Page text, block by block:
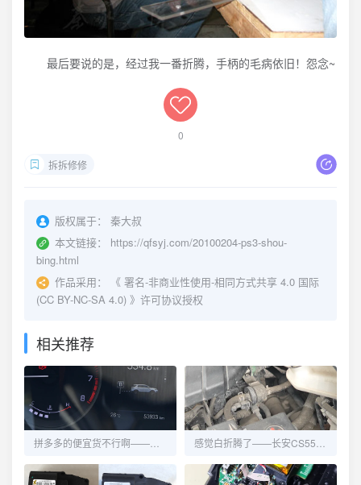
最后要说的是，经过我一番折腾，手柄的毛病依旧！怨念~
0
拆拆修修
版权属于：
秦大叔
本文链接：
https://qfsyj.com/20100204-ps3-shou-
bing.html
作品采用：
《 署名-非商业性使用-相同方式共享 4.0 国际
(CC BY-NC-SA 4.0) 》许可协议授权
相关推荐